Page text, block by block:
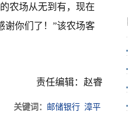
农场从无到有，现在
谢你们了！”该农场客
责任编辑：赵睿
关键词： 邮储银行 漳平